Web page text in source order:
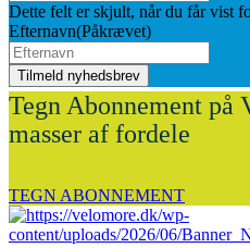
Dette felt er skjult, når du får vist
Efternavn(Påkrævet)
Tegn Abonnement på
masser af fordele
TEGN ABONNEMENT